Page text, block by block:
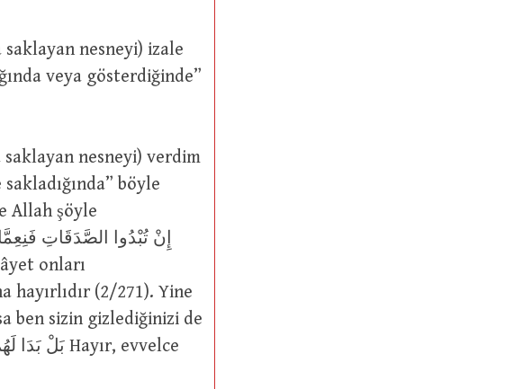
veya gösterdiğinde”
böyle
(2/271). Yine